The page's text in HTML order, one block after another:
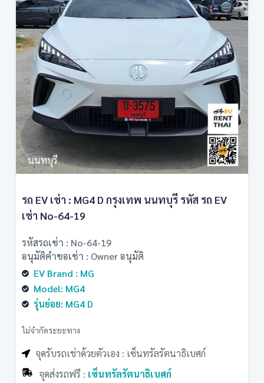
นนทบุรี
รถ EV เช่า : MG4 D กรุงเทพ นนทบุรี รหัส รถ EV
เช่า No-64-19
รหัสรถเช่า : No-64-19
อนุมัติคำขอเช่า : Owner อนุมัติ
EV Brand : MG
Model: MG4
รุ่นย่อย: MG4 D
ไม่จำกัดระยะทาง
จุดรับรถเช่าด้วยตัวเอง : เซ็นทรัลรัตนาธิเบศก์
จุดส่งรถฟรี : เซ็นทรัลรัตนาธิเบศก์